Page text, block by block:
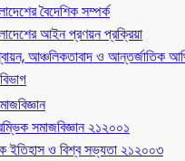
বৈদেশিক সম্পর্ক
আইন প্রণয়ন প্রক্রিয়া
আঞ্চলিকতাবাদ ও আন্তর্জাতিক
সমাজবিজ্ঞান ২১২০০১
ইতিহাস ও বিশ্ব সভ্যতা ২১২০০৩